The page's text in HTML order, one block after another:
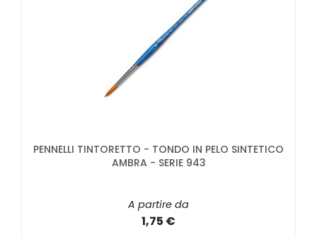
PENNELLI TINTORETTO - TONDO IN PELO SINTETICO
AMBRA - SERIE 943
A partire da
1,75 €